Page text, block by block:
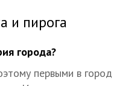
и пирога
города?
первыми в город